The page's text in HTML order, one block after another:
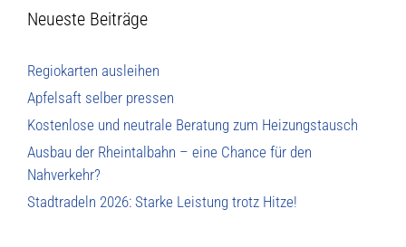
Neueste Beiträge
Regiokarten ausleihen
Apfelsaft selber pressen
Kostenlose und neutrale Beratung zum Heizungstausch
Ausbau der Rheintalbahn – eine Chance für den
Nahverkehr?
Stadtradeln 2026: Starke Leistung trotz Hitze!